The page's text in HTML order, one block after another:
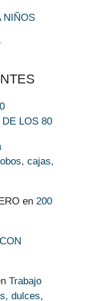
NIÑOS
LOS 80
cajas,
en 200
Trabajo
dulces,